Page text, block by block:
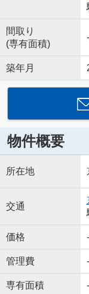
間取り
(専有面積)
築年月
物件概要
所在地
交通
価格 -
管理費 -
専有面積 -